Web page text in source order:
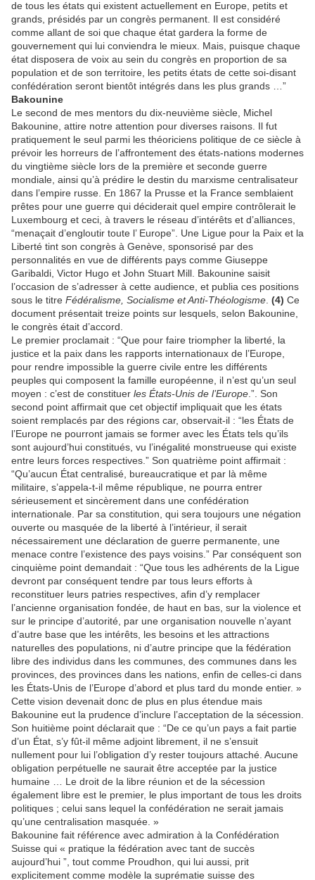
de tous les états qui existent actuellement en Europe, petits et
grands, présidés par un congrès permanent. Il est considéré
comme allant de soi que chaque état gardera la forme de
gouvernement qui lui conviendra le mieux. Mais, puisque chaque
état disposera de voix au sein du congrès en proportion de sa
population et de son territoire, les petits états de cette soi-disant
confédération seront bientôt intégrés dans les plus grands …”
Bakounine
Le second de mes mentors du dix-neuvième siècle, Michel
Bakounine, attire notre attention pour diverses raisons. Il fut
pratiquement le seul parmi les théoriciens politique de ce siècle à
prévoir les horreurs de l’affrontement des états-nations modernes
du vingtième siècle lors de la première et seconde guerre
mondiale, ainsi qu’à prédire le destin du marxisme centralisateur
dans l’empire russe. En 1867 la Prusse et la France semblaient
prêtes pour une guerre qui déciderait quel empire contrôlerait le
Luxembourg et ceci, à travers le réseau d’intérêts et d’alliances,
“menaçait d’engloutir toute l’ Europe”. Une Ligue pour la Paix et la
Liberté tint son congrès à Genève, sponsorisé par des
personnalités en vue de différents pays comme Giuseppe
Garibaldi, Victor Hugo et John Stuart Mill. Bakounine saisit
l’occasion de s’adresser à cette audience, et publia ces positions
sous le titre Fédéralisme, Socialisme et Anti-Théologisme (4) Ce
document présentait treize points sur lesquels, selon Bakounine,
le congrès était d’accord.
Le premier proclamait : “Que pour faire triompher la liberté, la
justice et la paix dans les rapports internationaux de l’Europe,
pour rendre impossible la guerre civile entre les différents
peuples qui composent la famille européenne, il n’est qu’un seul
moyen : c’est de constituer les États-Unis de l’Europe .”. Son
second point affirmait que cet objectif impliquait que les états
soient remplacés par des régions car, observait-il : “les États de
l’Europe ne pourront jamais se former avec les États tels qu’ils
sont aujourd’hui constitués, vu l’inégalité monstrueuse qui existe
entre leurs forces respectives.” Son quatrième point affirmait :
“Qu’aucun État centralisé, bureaucratique et par là même
militaire, s’appela-t-il même république, ne pourra entrer
sérieusement et sincèrement dans une confédération
internationale. Par sa constitution, qui sera toujours une négation
ouverte ou masquée de la liberté à l’intérieur, il serait
nécessairement une déclaration de guerre permanente, une
menace contre l’existence des pays voisins.” Par conséquent son
cinquième point demandait : “Que tous les adhérents de la Ligue
devront par conséquent tendre par tous leurs efforts à
reconstituer leurs patries respectives, afin d’y remplacer
l’ancienne organisation fondée, de haut en bas, sur la violence et
sur le principe d’autorité, par une organisation nouvelle n’ayant
d’autre base que les intérêts, les besoins et les attractions
naturelles des populations, ni d’autre principe que la fédération
libre des individus dans les communes, des communes dans les
provinces, des provinces dans les nations, enfin de celles-ci dans
les États-Unis de l’Europe d’abord et plus tard du monde entier. »
Cette vision devenait donc de plus en plus étendue mais
Bakounine eut la prudence d’inclure l’acceptation de la sécession.
Son huitième point déclarait que : “De ce qu’un pays a fait partie
d’un État, s’y fût-il même adjoint librement, il ne s’ensuit
nullement pour lui l’obligation d’y rester toujours attaché. Aucune
obligation perpétuelle ne saurait être acceptée par la justice
humaine … Le droit de la libre réunion et de la sécession
également libre est le premier, le plus important de tous les droits
politiques ; celui sans lequel la confédération ne serait jamais
qu’une centralisation masquée. »
Bakounine fait référence avec admiration à la Confédération
Suisse qui « pratique la fédération avec tant de succès
aujourd’hui ”, tout comme Proudhon, qui lui aussi, prit
explicitement comme modèle la suprématie suisse des